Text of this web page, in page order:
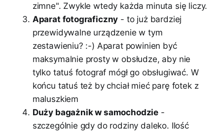
zimne". Zwykle wtedy każda minuta się liczy.
Aparat fotograficzny - to już bardziej
przewidywalne urządzenie w tym
zestawieniu? :-) Aparat powinien być
maksymalnie prosty w obsłudze, aby nie
tylko tatuś fotograf mógł go obsługiwać. W
końcu tatuś też by chciał mieć parę fotek z
maluszkiem
Duży bagażnik w samochodzie -
szczególnie gdy do rodziny daleko. Ilość